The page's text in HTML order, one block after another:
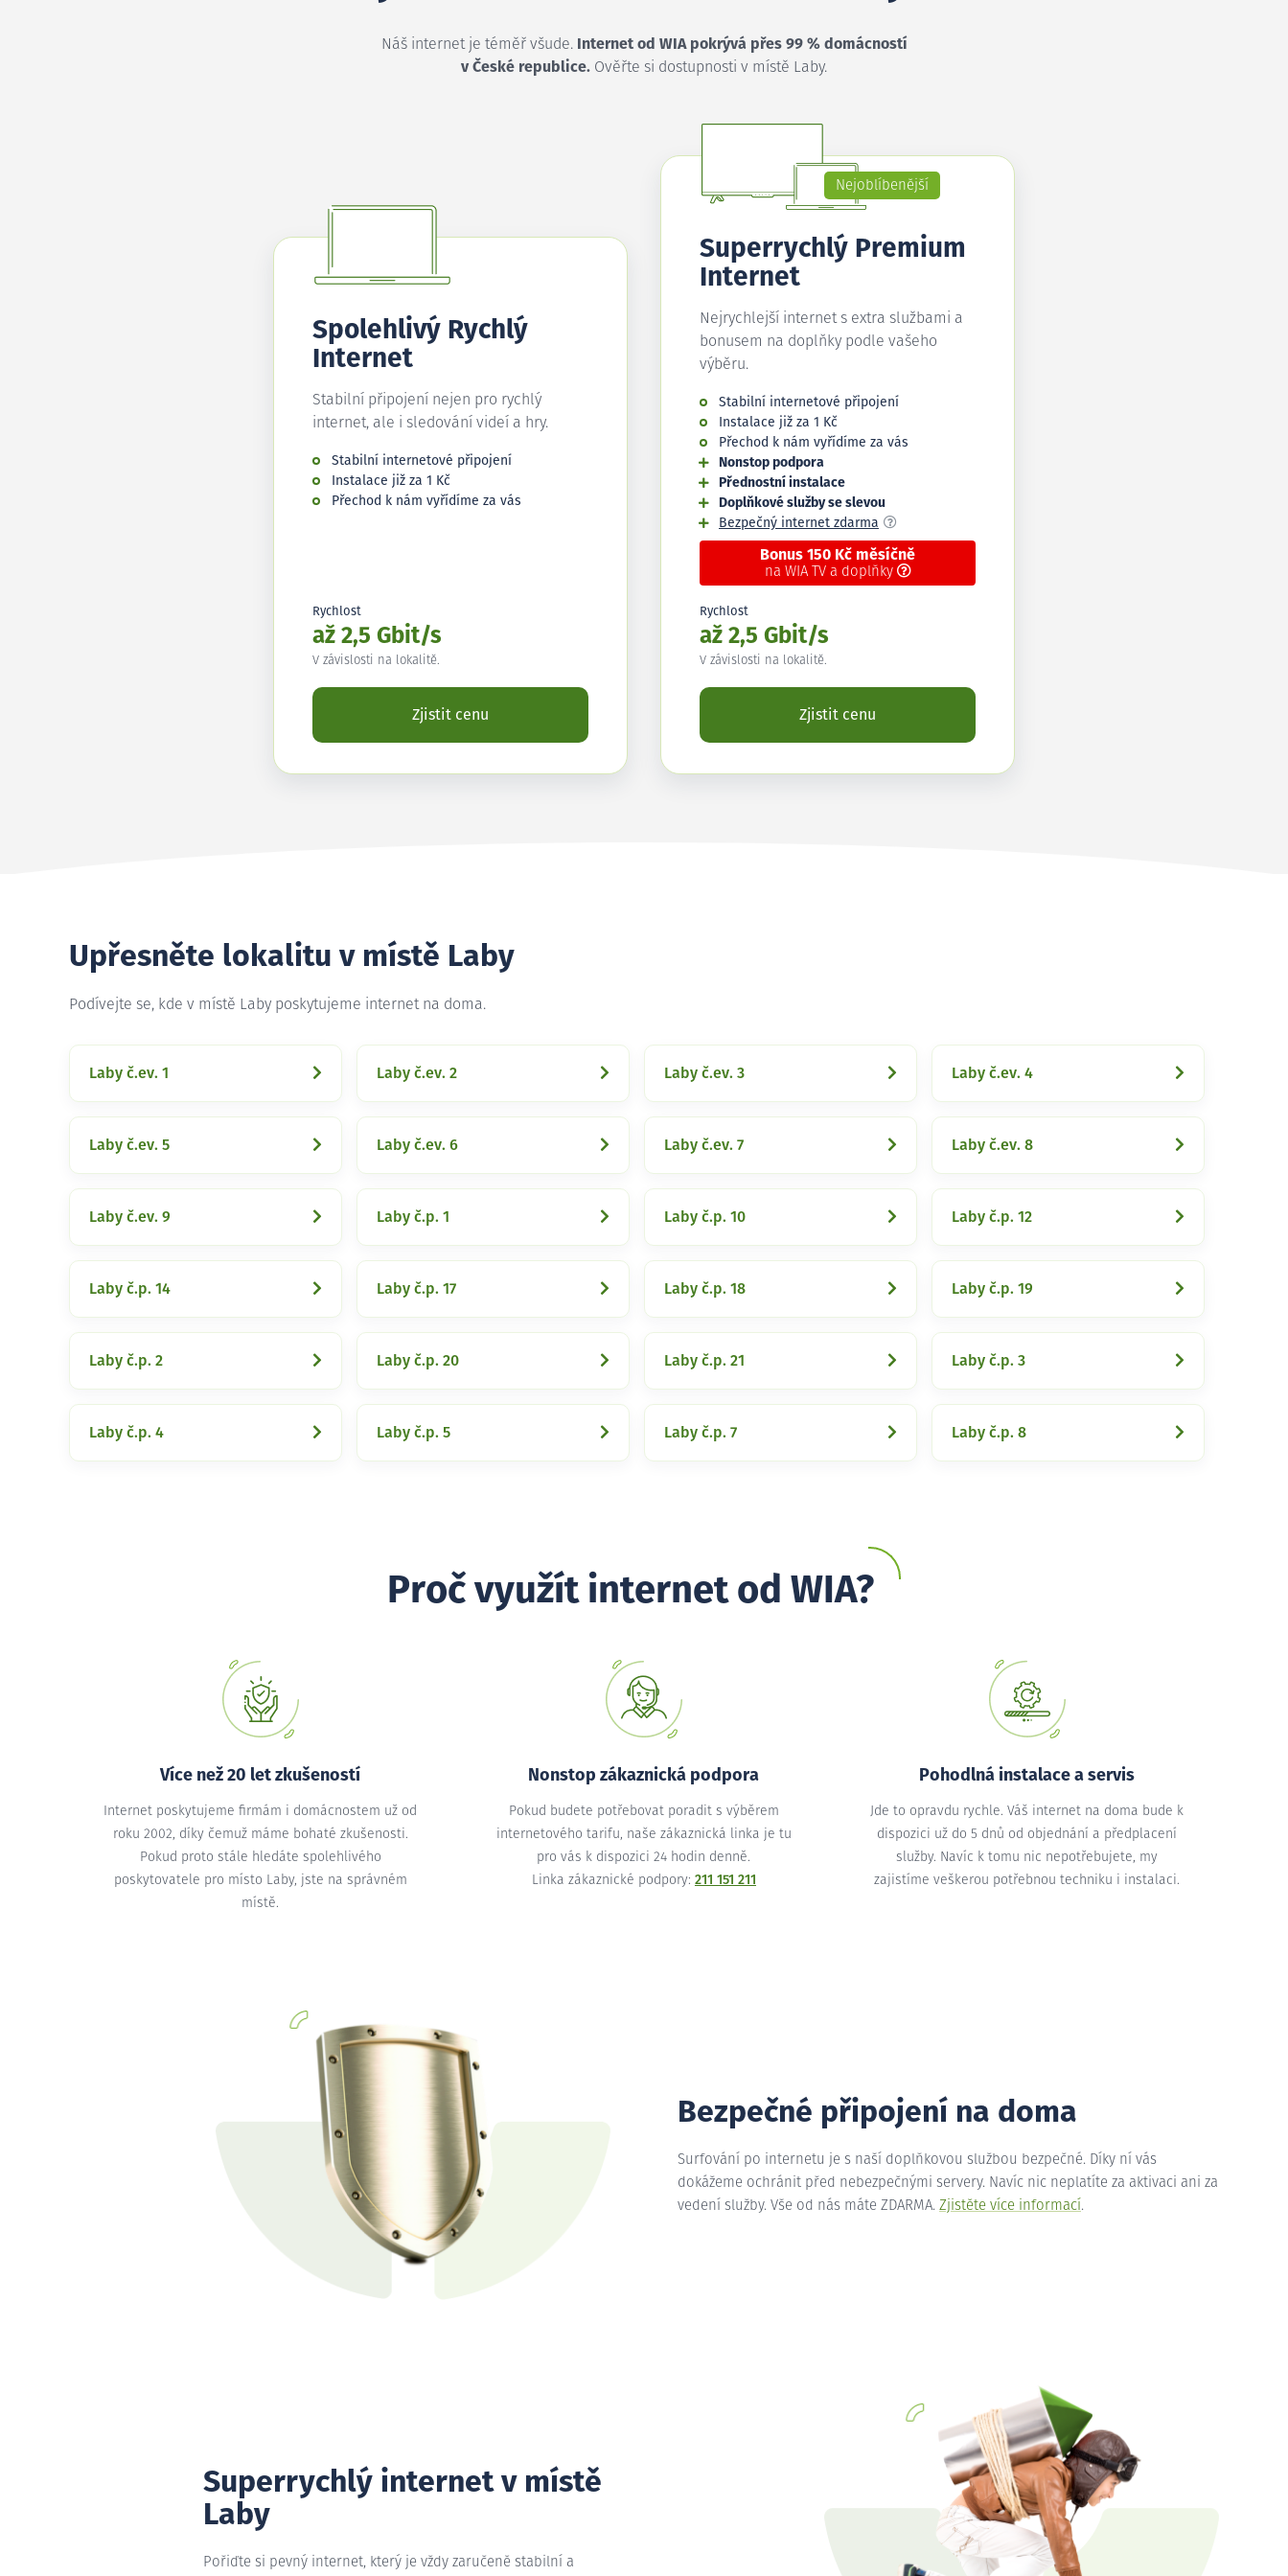
Náš internet je téměř všude.
Internet od WIA pokrývá přes 99 % domácností
v České republice. Ověřte si dostupnosti v místě Laby.
Spolehlivý Rychlý
Internet
Stabilní připojení nejen pro rychlý
internet, ale i sledování videí a hry.
Stabilní internetové připojení
Instalace již za 1 Kč
Přechod k nám vyřídíme za vás
Rychlost
až 2,5 Gbit/s
V závislosti na lokalitě.
Zjistit cenu
Nejoblíbenější
Superrychlý Premium
Internet
Nejrychlejší internet s extra službami a
bonusem na doplňky podle vašeho
výběru.
Stabilní internetové připojení
Instalace již za 1 Kč
Přechod k nám vyřídíme za vás
Nonstop podpora
Přednostní instalace
Doplňkové služby se slevou
Bezpečný internet zdarma
Bonus 150 Kč měsíčně
na WIA TV a doplňky
Rychlost
až 2,5 Gbit/s
V závislosti na lokalitě.
Zjistit cenu
Upřesněte lokalitu v místě Laby
Podívejte se, kde v místě Laby poskytujeme internet na doma.
Laby č.ev. 1 Laby č.ev. 2 Laby č.ev. 3 Laby č.ev. 4
Laby č.ev. 5 Laby č.ev. 6 Laby č.ev. 7 Laby č.ev. 8
Laby č.ev. 9 Laby č.p. 1 Laby č.p. 10 Laby č.p. 12
Laby č.p. 14 Laby č.p. 17 Laby č.p. 18 Laby č.p. 19
Laby č.p. 2 Laby č.p. 20 Laby č.p. 21 Laby č.p. 3
Laby č.p. 4 Laby č.p. 5 Laby č.p. 7 Laby č.p. 8
Proč využít internet od WIA?
Více než 20 let zkušeností
Internet poskytujeme firmám i domácnostem už od
roku 2002, díky čemuž máme bohaté zkušenosti.
Pokud proto stále hledáte spolehlivého
poskytovatele pro místo Laby, jste na správném
místě.
Nonstop zákaznická podpora
Pokud budete potřebovat poradit s výběrem
internetového tarifu, naše zákaznická linka je tu
pro vás k dispozici 24 hodin denně.
Linka zákaznické podpory: 211 151 211
Pohodlná instalace a servis
Jde to opravdu rychle. Váš internet na doma bude k
dispozici už do 5 dnů od objednání a předplacení
služby. Navíc k tomu nic nepotřebujete, my
zajistíme veškerou potřebnou techniku i instalaci.
Bezpečné připojení na doma
Surfování po internetu je s naší doplňkovou službou bezpečné. Díky ní vás
dokážeme ochránit před nebezpečnými servery. Navíc nic neplatíte za aktivaci ani za
vedení služby. Vše od nás máte ZDARMA. Zjistěte více informací.
Superrychlý internet v místě
Laby
Pořiďte si pevný internet, který je vždy zaručeně stabilní a